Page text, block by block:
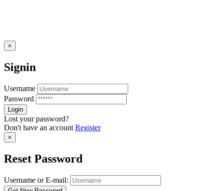
×
Signin
Username
Password
Lost your password?
Don't have an account Register
×
Reset Password
Username or E-mail: